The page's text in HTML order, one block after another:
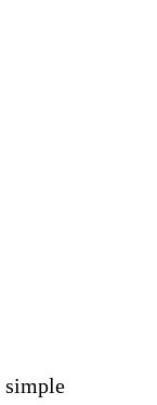
simple